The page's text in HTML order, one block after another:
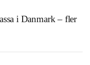
i Danmark – fler